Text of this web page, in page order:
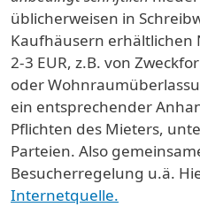
üblicherweisen in
Kaufhäusern erhältlichen
2-3 EUR, z.B. von
oder
ein entsprechender
Pflichten des Mieters,
Parteien. Also
Besucherregelung u.ä.
Internetquelle.